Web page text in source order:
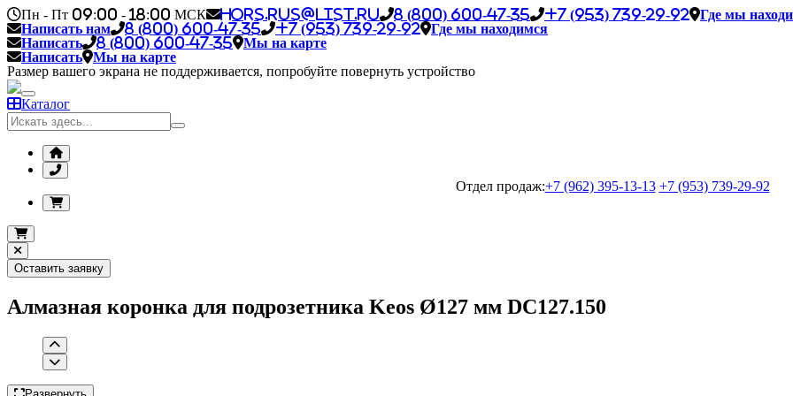
Пн - Пт 09:00 - 18:00 МСК hors.rus@list.ru 8 (800) 600-47-35 +7 (953) 739-29-92
Где мы
Написать нам
8 (800) 600-47-35 +7 (953) 739-29-92
Где мы находимся
Написать
8 (800) 600-47-35
Мы на карте
Написать
Мы на карте
Размер вашего экрана не поддерживается, попробуйте повернуть устройство
Каталог
Отдел продаж:+7 (962) 395-13-13 +7 (953) 739-29-92
Оставить заявку
Алмазная коронка для подрозетника Keos Ø127 мм DC127.150